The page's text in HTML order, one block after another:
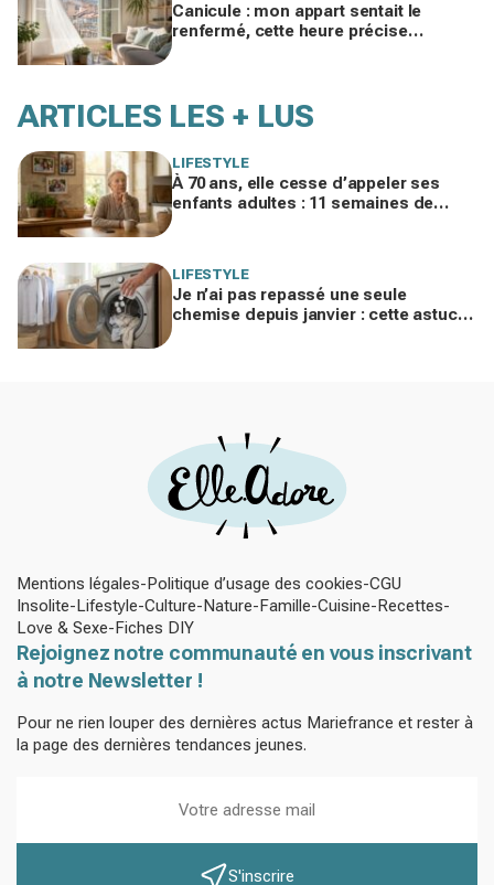
Canicule : mon appart sentait le
renfermé, cette heure précise
ARTICLES LES + LUS
LIFESTYLE
À 70 ans, elle cesse d’appeler ses
enfants adultes : 11 semaines de
LIFESTYLE
Je n’ai pas repassé une seule
chemise depuis janvier : cette astuce
Mentions légales Politique d’usage des cookies CGU
Insolite Lifestyle Culture Nature Famille Cuisine Recettes
Love & Sexe Fiches DIY
Rejoignez notre communauté en vous inscrivant
à notre Newsletter !
Pour ne rien louper des dernières actus Mariefrance et rester à
la page des dernières tendances jeunes.
S'inscrire